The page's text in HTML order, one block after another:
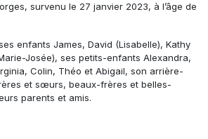
survenu le 27 janvier 2023, à l’âge de
enfants James, David (Lisabelle), Kathy
Josée), ses petits-enfants Alexandra,
Colin, Théo et Abigail, son arrière-
et sœurs, beaux-frères et belles-
parents et amis.